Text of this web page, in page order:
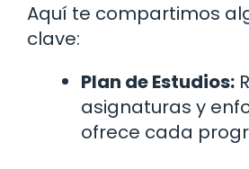
Aquí te compartimos
clave:
Plan de Estudios:
asignaturas y
ofrece cada